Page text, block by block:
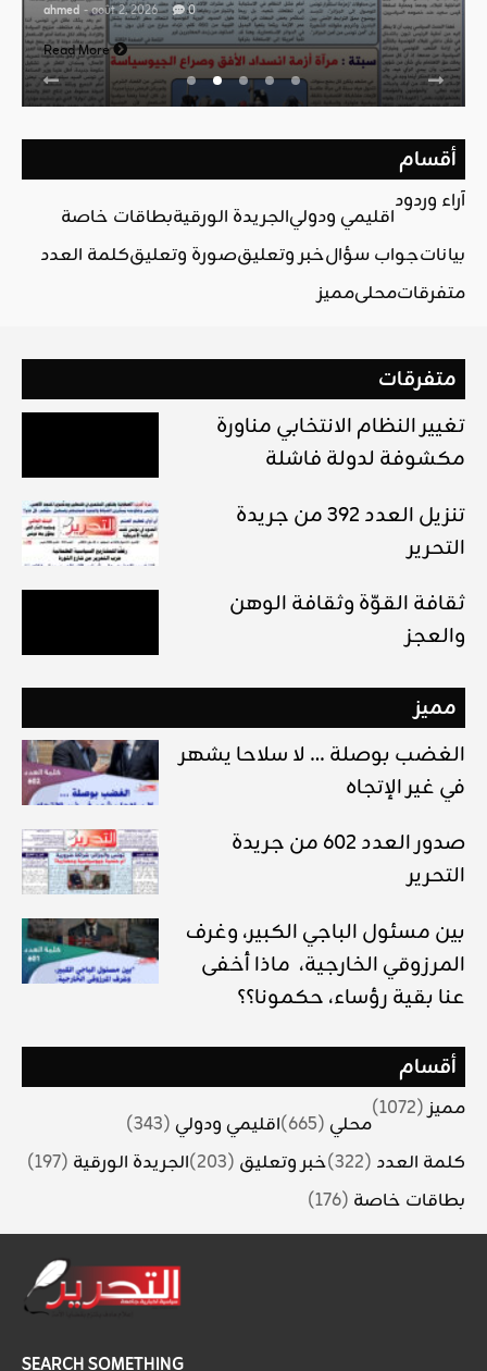
ahmed - août 2, 2026 0
Read More
أقسام
آراء وردود
اقليمي ودوليالجريدة الورقيةبطاقات خاصة
بياناتجواب سؤالخبر وتعليقصورة وتعليقكلمة العدد
متفرقاتمحليمميز
متفرقات
تغيير النظام الانتخابي مناورة
مكشوفة لدولة فاشلة
تنزيل العدد 392 من جريدة
التحرير
ثقافة القوّة وثقافة الوهن
والعجز
مميز
الغضب بوصلة … لا سلاحا يشهر
في غير الإتجاه
صدور العدد 602 من جريدة
التحرير
بين مسئول الباجي الكبير، وغرف
المرزوقي الخارجية، ماذا أخفى
عنا بقية رؤساء، حكمونا؟؟
أقسام
مميز(1072)
محلي (665) اقليمي ودولي (343)
كلمة العدد (322) خبر وتعليق (203) الجريدة الورقية (197)
بطاقات خاصة (176)